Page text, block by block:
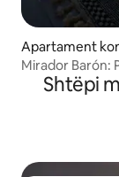
Apartament
Mirador Barón:
Shtëpi